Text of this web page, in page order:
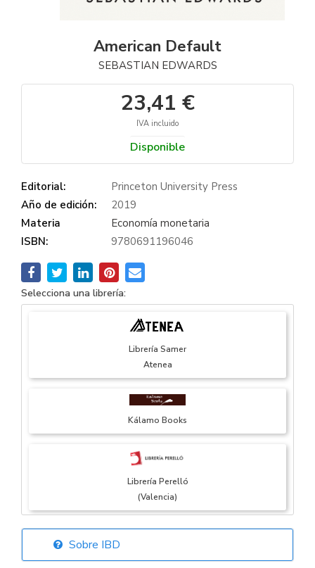
American Default
SEBASTIAN EDWARDS
23,41 €
IVA incluido
Disponible
Editorial:
Princeton University Press
Año de edición:
2019
Materia
Economía monetaria
ISBN:
9780691196046
Selecciona una librería:
Librería Samer
Atenea
Kálamo Books
Librería Perelló
(Valencia)
Librería Elías
Sobre IBD